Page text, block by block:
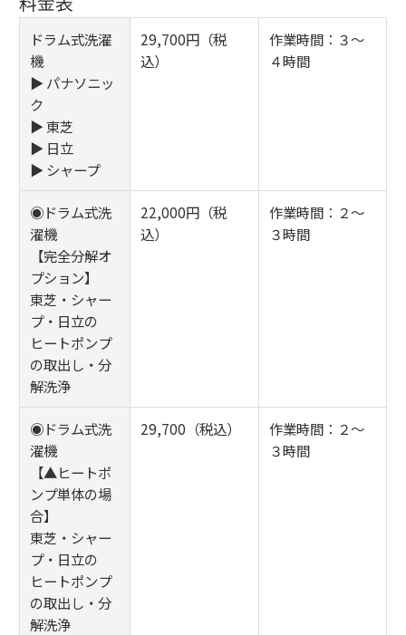
ドラム式洗濯
機
▶ パナソニッ
ク
▶ 東芝
▶ 日立
▶ シャープ
29,700円（税
込）
作業時間：３～
４時間
◉ドラム式洗
濯機
【完全分解オ
プション】
東芝・シャー
プ・日立の
ヒートポンプ
の取出し・分
解洗浄
22,000円（税
込）
作業時間：２～
３時間
◉ドラム式洗
濯機
【▲ヒートポ
ンプ単体の場
合】
東芝・シャー
プ・日立の
ヒートポンプ
の取出し・分
解洗浄
29,700（税込）
作業時間：２～
３時間